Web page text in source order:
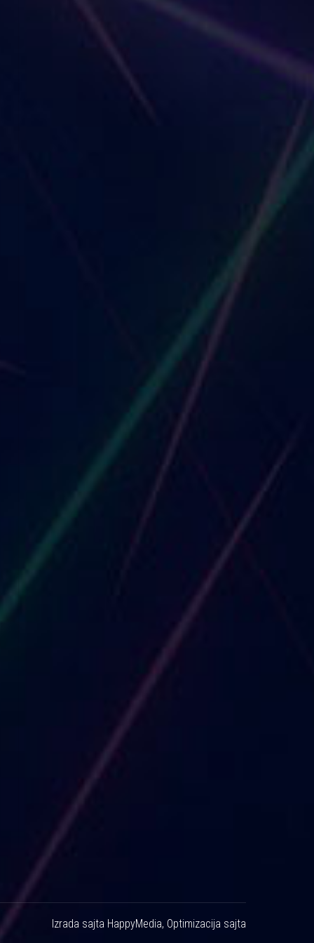
Izrada sajta HappyMedia, Optimizacija sajta